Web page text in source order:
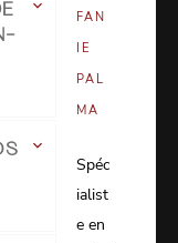
FAN
IE
PAL
MA
Spéc
ialist
e en